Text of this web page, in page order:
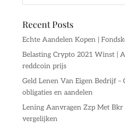
Recent Posts
Echte Aandelen Kopen |
Belasting Crypto 2021 Winst |
reddcoin prijs
Geld Lenen Van Eigen Bedrijf –
obligaties en aandelen
Lening Aanvragen Zzp Met Bkr
vergelijken